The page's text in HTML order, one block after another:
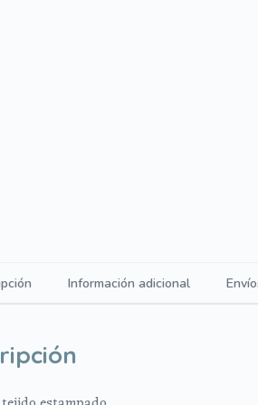
Información adicional